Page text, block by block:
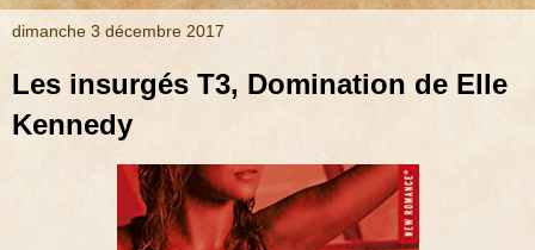
dimanche 3 décembre 2017
Les insurgés T3, Domination de Elle
Kennedy